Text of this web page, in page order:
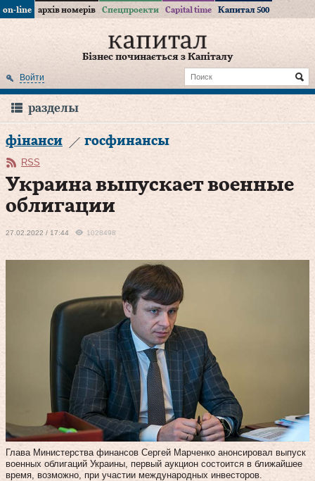
on-line архів номерів Спецпроекти Capital time Капитал 500
Бізнес починається з Капіталу
Войти
разделы
фінанси госфинансы
RSS
Украина выпускает военные
облигации
27.02.2022 / 17:44 1028498
Глава Министерства финансов Сергей Марченко анонсировал выпуск
военных облигаций Украины, первый аукцион состоится в ближайшее
время, возможно, при участии международных инвесторов.